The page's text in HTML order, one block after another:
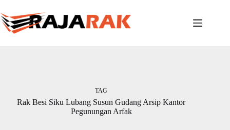
to
content
TAG
Rak Besi Siku Lubang Susun Gudang Arsip Kantor
Pegunungan Arfak